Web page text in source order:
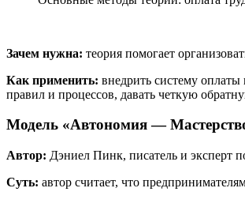
Зачем нужна: теория помогает
Как применить: внедрить систему оплаты
правил и процессов, давать четкую
Модель «Автономия —
Автор: Дэниел Пинк, писатель и эксперт
Суть: автор считает, что